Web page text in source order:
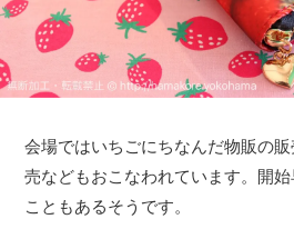
会場ではいちごにちなんだ物販の
売などもおこなわれています。開
こともあるそうです。